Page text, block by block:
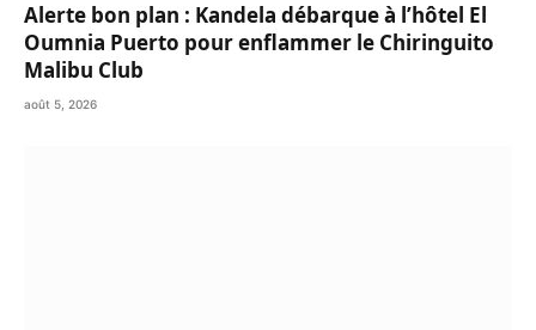
Alerte bon plan : Kandela débarque à l’hôtel El
Oumnia Puerto pour enflammer le Chiringuito
Malibu Club
août 5, 2026